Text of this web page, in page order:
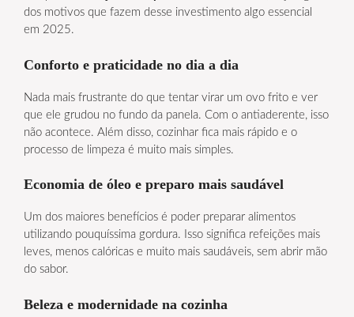
dos motivos que fazem desse investimento algo essencial
em 2025.
Conforto e praticidade no dia a dia
Nada mais frustrante do que tentar virar um ovo frito e ver
que ele grudou no fundo da panela. Com o antiaderente, isso
não acontece. Além disso, cozinhar fica mais rápido e o
processo de limpeza é muito mais simples.
Economia de óleo e preparo mais saudável
Um dos maiores benefícios é poder preparar alimentos
utilizando pouquíssima gordura. Isso significa refeições mais
leves, menos calóricas e muito mais saudáveis, sem abrir mão
do sabor.
Beleza e modernidade na cozinha